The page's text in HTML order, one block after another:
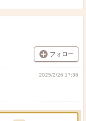
フォロー
2025/2/26 17:36